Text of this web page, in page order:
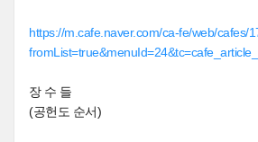
https://m.cafe.naver.com/ca-fe/web/cafes/
장 수 들
(공헌도 순서)